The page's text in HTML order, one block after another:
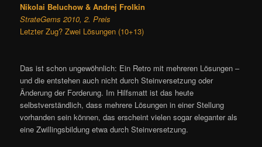
Nikolai Beluchow & Andrej Frolkin
StrateGems 2010, 2. Preis
Letzter Zug? Zwei Lösungen (10+13)
Das ist schon ungewöhnlich: Ein Retro mit mehreren Lösungen –
und die entstehen auch nicht durch Steinversetzung oder
Änderung der Forderung. Im Hilfsmatt ist das heute
selbstverständlich, dass mehrere Lösungen in einer Stellung
vorhanden sein können, das erscheint vielen sogar eleganter als
eine Zwillingsbildung etwa durch Steinversetzung.